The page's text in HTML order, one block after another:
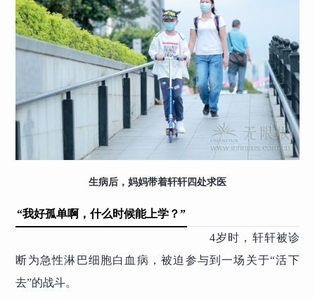
生病后，妈妈带着轩轩四处求医
“我好孤单啊，什么时候能上学？”
4岁时，轩轩被诊
断为急性淋巴细胞白血病，被迫参与到一场关于“活下
去”的战斗。